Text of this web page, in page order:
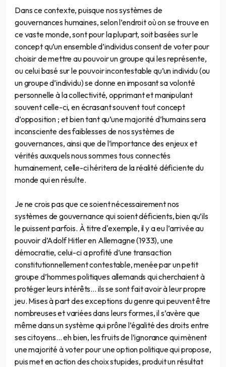
Dans ce contexte, puisque nos systèmes de
gouvernances humaines, selon l’endroit où on se trouve en
ce vaste monde, sont pour la plupart, soit basées sur le
concept qu’un ensemble d’individus consent de voter pour
choisir de mettre au pouvoir un groupe qui les représente,
ou celui basé sur le pouvoir incontestable qu’un individu (ou
un groupe d’individu) se donne en imposant sa volonté
personnelle à la collectivité, opprimant et manipulant
souvent celle-ci, en écrasant souvent tout concept
d’opposition ; et bien tant qu’une majorité d’humains sera
inconsciente des faiblesses de nos systèmes de
gouvernances, ainsi que de l’importance des enjeux et
vérités auxquels nous sommes tous connectés
humainement, celle-ci héritera de la réalité déficiente du
monde qui en résulte.
Je ne crois pas que ce soient nécessairement nos
systèmes de gouvernance qui soient déficients, bien qu’ils
le puissent parfois. À titre d'exemple, il y a eu l’arrivée au
pouvoir d’Adolf Hitler en Allemagne (1933), une
démocratie, celui-ci a profité d’une transaction
constitutionnellement contestable, menée par un petit
groupe d’hommes politiques allemands qui cherchaient à
protéger leurs intérêts… ils se sont fait avoir à leur propre
jeu. Mises à part des exceptions du genre qui peuvent être
nombreuses et variées dans leurs formes, il s’avère que
même dans un système qui prône l’égalité des droits entre
ses citoyens... eh bien, les fruits de l’ignorance qui mènent
une majorité à voter pour une option politique qui propose,
puis met en action des choix stupides, produit un résultat